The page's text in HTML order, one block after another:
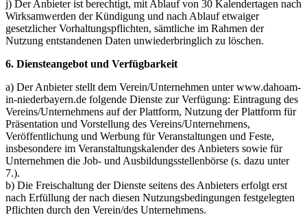
j) Der Anbieter ist berechtigt, mit Ablauf von 30 Kalendertagen nach
Wirksamwerden der Kündigung und nach Ablauf etwaiger
gesetzlicher Vorhaltungspflichten, sämtliche im Rahmen der
Nutzung entstandenen Daten unwiederbringlich zu löschen.
6. Diensteangebot und Verfügbarkeit
a) Der Anbieter stellt dem Verein/Unternehmen unter www.dahoam-
in-niederbayern.de folgende Dienste zur Verfügung: Eintragung des
Vereins/Unternehmens auf der Plattform, Nutzung der Plattform für
Präsentation und Vorstellung des Vereins/Unternehmens,
Veröffentlichung und Werbung für Veranstaltungen und Feste,
insbesondere im Veranstaltungskalender des Anbieters sowie für
Unternehmen die Job- und Ausbildungsstellenbörse (s. dazu unter
7.).
b) Die Freischaltung der Dienste seitens des Anbieters erfolgt erst
nach Erfüllung der nach diesen Nutzungsbedingungen festgelegten
Pflichten durch den Verein/des Unternehmens.